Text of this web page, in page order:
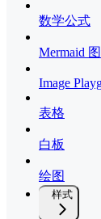
数学公式
Mermaid
Image
表格
白板
绘图
样式